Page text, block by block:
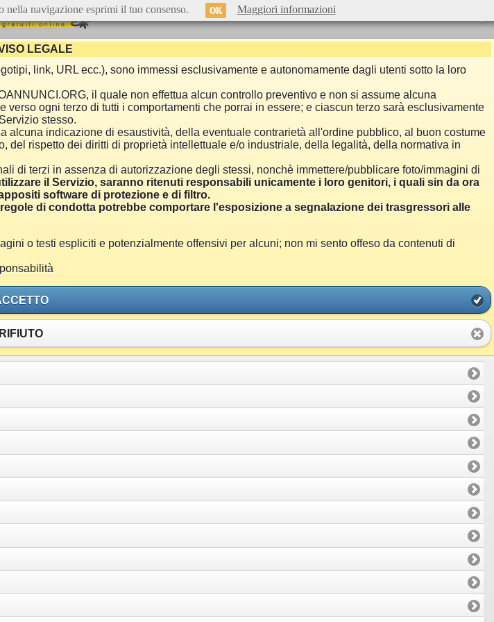
LEGALE
link, URL ecc.), sono immessi esclusivamente e autonomamente dagli utenti sotto la loro
il quale non effettua alcun controllo preventivo e non si assume alcuna
ogni terzo di tutti i comportamenti che porrai in essere; e ciascun terzo sarà esclusivamente
stesso.
indicazione di esaustività, della eventuale contrarietà all'ordine pubblico, al buon costume
rispetto dei diritti di proprietà intellettuale e/o industriale, della legalità, della normativa in
di terzi in assenza di autorizzazione degli stessi, nonchè immettere/pubblicare foto/immagini di
il Servizio, saranno ritenuti responsabili unicamente i loro genitori, i quali sin da ora
software di protezione e di filtro.
di condotta potrebbe comportare l'esposizione a segnalazione dei trasgressori alle
o testi espliciti e potenzialmente offensivi per alcuni; non mi sento offeso da contenuti di
RIFIUTO
navigazione esprimi il tuo consenso. OK Maggiori informazioni